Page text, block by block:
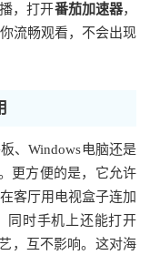
，打开番茄加速器，
流畅观看，不会出现
、Windows电脑还是
更方便的是，它允许
客厅用电视盒子连加
同时手机上还能打开
，互不影响。这对海